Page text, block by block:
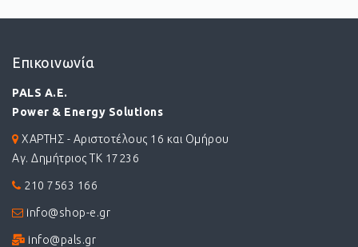
Επικοινωνία
PALS A.E.
Power & Energy Solutions
ΧΑΡΤΗΣ - Αριστοτέλους 16 και Ομήρου
Αγ. Δημήτριος ΤΚ 17236
210 7563 166
info@shop-e.gr
info@pals.gr